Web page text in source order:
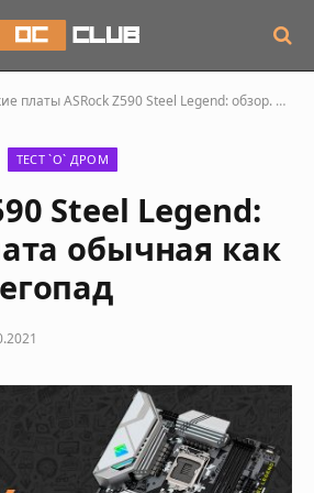
платыASRock Z590 Steel Legend: обзор. Плата обычная как зимой снегопад
ТЕСТ `О` ДРОМ
Steel Legend:
обычная как